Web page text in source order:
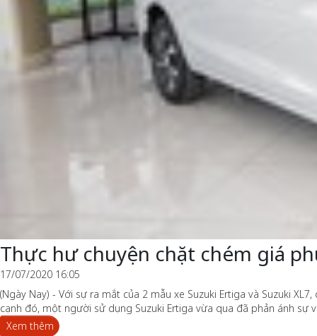
Thực hư chuyện chặt chém giá
17/07/2020 16:05
(Ngày Nay) - Với sự ra mắt của 2 mẫu xe Suzuki Ertiga và Suzuki
cạnh đó, một người sử dụng Suzuki Ertiga vừa qua đã phản ánh
Xem thêm